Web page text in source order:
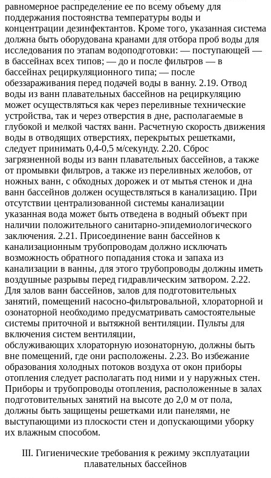
равномерное распределение ее по всему объему для
поддержания постоянства температуры воды и
концентрации дезинфектантов. Кроме того, указанная система
должна быть оборудована кранами для отбора проб воды для
исследования по этапам водоподготовки: — поступающей —
в бассейнах всех типов; — до и после фильтров — в
бассейнах рециркуляционного типа; — после
обеззараживания перед подачей воды в ванну. 2.19. Отвод
воды из ванн плавательных бассейнов на рециркуляцию
может осуществляться как через переливные технические
устройства, так и через отверстия в дне, располагаемые в
глубокой и мелкой частях ванн. Расчетную скорость движения
воды в отводящих отверстиях, перекрытых решетками,
следует принимать 0,4-0,5 м/секунду. 2.20. Сброс
загрязненной воды из ванн плавательных бассейнов, а также
от промывки фильтров, а также из переливных желобов, от
ножных ванн, с обходных дорожек и от мытья стенок и дна
ванн бассейнов должен осуществляться в канализацию. При
отсутствии централизованной системы канализации
указанная вода может быть отведена в водный объект при
наличии положительного санитарно-эпидемиологического
заключения. 2.21. Присоединение ванн бассейнов к
канализационным трубопроводам должно исключать
возможность обратного попадания стока и запаха из
канализации в ванны, для этого трубопроводы должны иметь
воздушные разрывы перед гидравлическим затвором. 2.22.
Для залов ванн бассейнов, залов для подготовительных
занятий, помещений насосно-фильтровальной, хлораторной и
озонаторной необходимо предусматривать самостоятельные
системы приточной и вытяжной вентиляции. Пульты для
включения систем вентиляции,
обслуживающих хлораторную иозонаторную, должны быть
вне помещений, где они расположены. 2.23. Во избежание
образования холодных потоков воздуха от окон приборы
отопления следует располагать под ними и у наружных стен.
Приборы и трубопроводы отопления, расположенные в залах
подготовительных занятий на высоте до 2,0 м от пола,
должны быть защищены решетками или панелями, не
выступающими из плоскости стен и допускающими уборку
их влажным способом.
III. Гигиенические требования к режиму эксплуатации
плавательных бассейнов